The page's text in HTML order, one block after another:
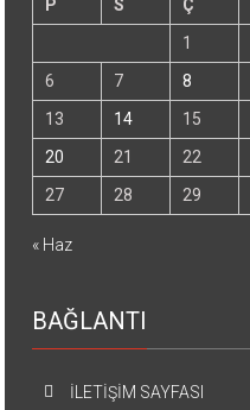
P
S Ç
1
6
7 8
13
14 15
20
21 22
27
28 29
« Haz
BAĞLANTI
İLETİŞİM SAYFASI